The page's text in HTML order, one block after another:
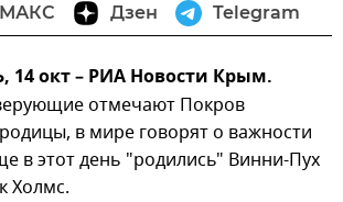
МАКС Дзен Telegram
окт – РИА Новости Крым.
отмечают Покров
в мире говорят о важности
в этот день "родились" Винни-Пух
Холмс.